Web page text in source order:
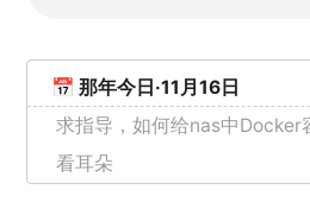
📅 那年今日·11月16日
求指导，如何给nas中Docker
看耳朵